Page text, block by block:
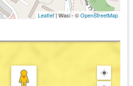
Leaflet | Wasi - ©OpenStreetMap